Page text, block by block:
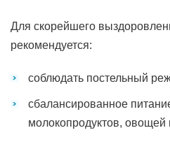
Для скорейшего
рекомендуется:
соблюдать постельный
сбалансированное
молокопродуктов, овощей